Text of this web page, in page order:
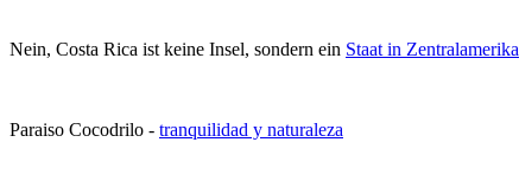
Nein, Costa Rica ist keine Insel, sondern ein Staat in Zentralamerika
Paraiso Cocodrilo - tranquilidad y naturaleza